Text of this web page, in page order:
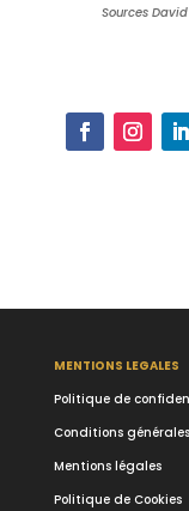
Sources
MENTIONS LEGALES
Politique de
Conditions
Mentions légales
Politique de Cookies